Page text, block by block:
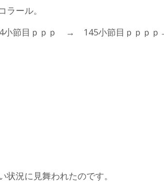
ール。
小節目ｐｐｐ → 145小節目ｐｐｐ
況に見舞われたのです。